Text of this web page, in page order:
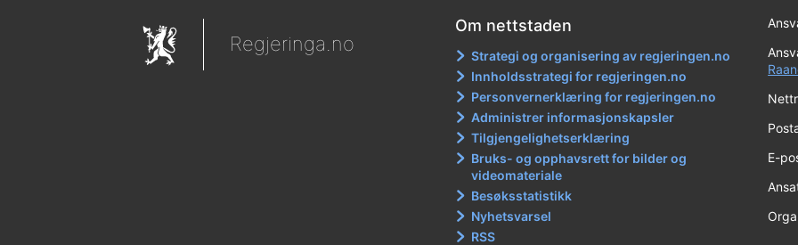
Regjeringa.no
Om nettstaden
Strategi og organisering av regjeringen.no
Innholdsstrategi for regjeringen.no
Personvernerklæring for regjeringen.no
Administrer informasjonskapsler
Tilgjengelighetserklæring
Bruks- og opphavsrett for bilder og
videomateriale
Besøksstatistikk
Nyhetsvarsel
RSS
E-